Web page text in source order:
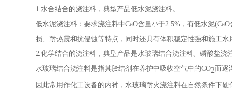
1.水合结合的浇注料，典型产品低水泥浇注料。
低水泥浇注料：要求浇注料中CaO含量小于2.5%，有低水泥
损、耐热震和抗侵蚀等特点，同时还具有体积稳定性强和施工水
2.化学结合的浇注料，典型产品是水玻璃结合浇注料、磷酸盐浇
水玻璃结合浇注料是指其胶结剂在养护中吸收空气中的CO2而逐
因此常用作化工设备的内衬，水玻璃耐火浇注料在自然条件下硬